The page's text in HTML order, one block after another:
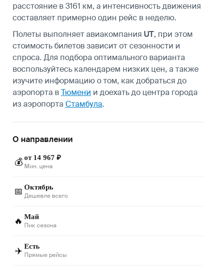
расстояние в 3161 км, а интенсивность движения
составляет примерно один рейс в неделю.
Полеты выполняет авиакомпания UT, при этом
стоимость билетов зависит от сезонности и
спроса. Для подбора оптимального варианта
воспользуйтесь календарем низких цен, а также
изучите информацию о том, как добраться до
аэропорта вТюмени и доехать до центра города
из аэропорта Стамбула.
О направлении
💰 от 14 967 ₽
Мин. цена
📅 Октябрь
Дешевле всего
🔥 Май
Пик сезона
✈️ Есть
Прямые рейсы